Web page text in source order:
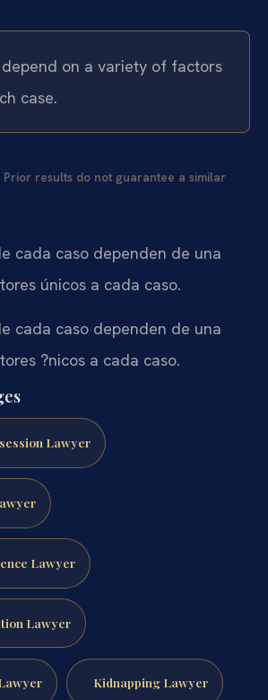
on a variety of factors
case.
results do not guarantee a similar
cada caso dependen de una
únicos a cada caso.
cada caso dependen de una
?nicos a cada caso.
Lawyer
Lawyer
Lawyer
Kidnapping Lawyer